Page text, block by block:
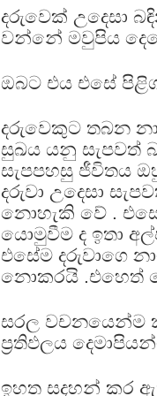
දරුවෙක් උදෙසා
වන්නේ මවුපිය
ඔබට එය එසේ
දරුවෙකුට තබන
සුඛය යනු සැපවත්
සැපපහසු ජීවිතය
දරුවා උදෙසා
නොහැකි වේ .
යොමුවීම ද ඉතා
එසේම දරුවාගෙ
නොකරයි .එහෙත්
සරල වචනයෙන්ම
ප්‍රතිඵලය
ඉහත සදහන් කර